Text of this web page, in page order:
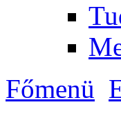
Főmenü